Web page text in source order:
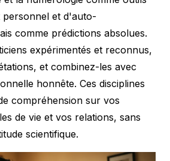
personnel et d'auto-
comme prédictions absolues.
expérimentés et reconnus,
et combinez-les avec
honnête. Ces disciplines
compréhension sur vos
de vie et vos relations, sans
scientifique.